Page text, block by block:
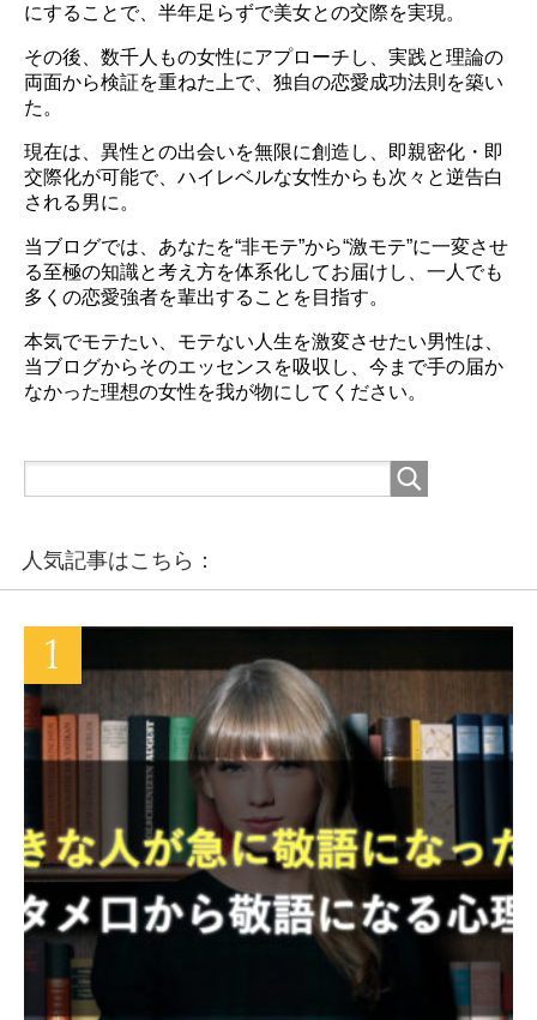
にすることで、半年足らずで美女との交際を実現。
その後、数千人もの女性にアプローチし、実践と理論の
両面から検証を重ねた上で、独自の恋愛成功法則を築い
た。
現在は、異性との出会いを無限に創造し、即親密化・即
交際化が可能で、ハイレベルな女性からも次々と逆告白
される男に。
当ブログでは、あなたを“非モテ”から“激モテ”に一変させ
る至極の知識と考え方を体系化してお届けし、一人でも
多くの恋愛強者を輩出することを目指す。
本気でモテたい、モテない人生を激変させたい男性は、
当ブログからそのエッセンスを吸収し、今まで手の届か
なかった理想の女性を我が物にしてください。
人気記事はこちら：